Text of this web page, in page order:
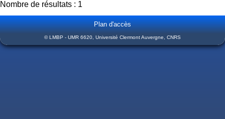
Nombre de résultats : 1
Plan d'accès
© LMBP - UMR 6620, Université Clermont Auvergne, CNRS